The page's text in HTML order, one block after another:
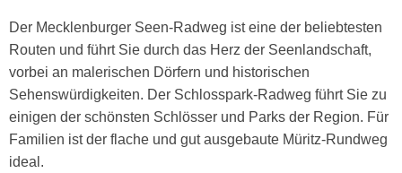
Der Mecklenburger Seen-Radweg ist eine der beliebtesten
Routen und führt Sie durch das Herz der Seenlandschaft,
vorbei an malerischen Dörfern und historischen
Sehenswürdigkeiten. Der Schlosspark-Radweg führt Sie zu
einigen der schönsten Schlösser und Parks der Region. Für
Familien ist der flache und gut ausgebaute Müritz-Rundweg
ideal.